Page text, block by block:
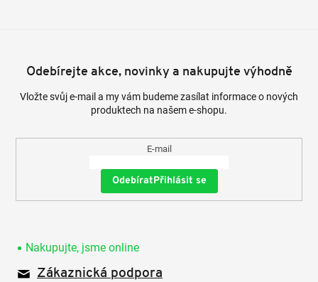
Odebírejte akce, novinky a nakupujte výhodně
Vložte svůj e-mail a my vám budeme zasílat informace o nových
produktech na našem e-shopu.
E-mail
Přihlásit se
Nakupujte, jsme online
Zákaznická podpora